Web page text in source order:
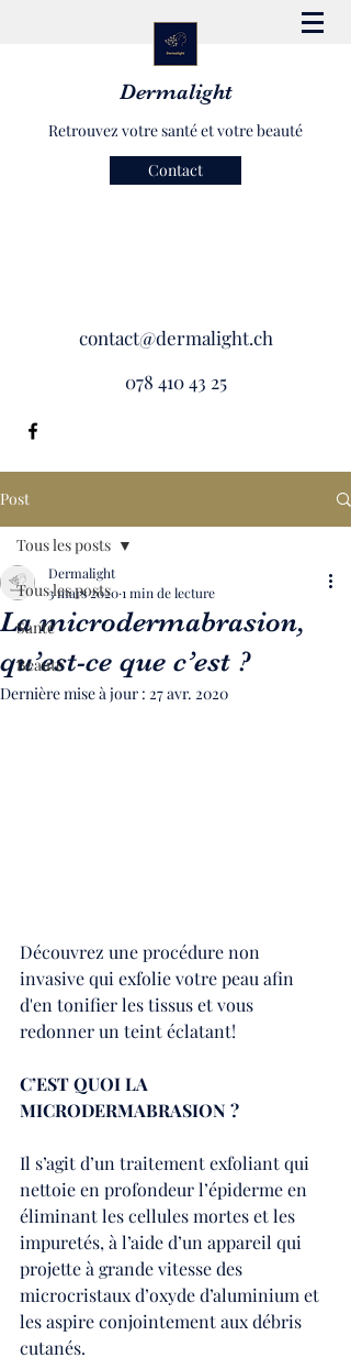
Dermalight
Retrouvez votre santé et votre beauté
Contact
contact@dermalight.ch
078 410 43 25
Post
Tous les posts
Santé
Beauté
Tous les posts
La microdermabrasion,
qu’est-ce que c’est ?
Dermalight
3 mars 20201 min de lecture
Dernière mise à jour : 27 avr. 2020
Découvrez une procédure non
invasive qui exfolie votre peau afin
d'en tonifier les tissus et vous
redonner un teint éclatant!
C’EST QUOI LA
MICRODERMABRASION ?
Il s’agit d’un traitement exfoliant qui
nettoie en profondeur l’épiderme en
éliminant les cellules mortes et les
impuretés, à l’aide d’un appareil qui
projette à grande vitesse des
microcristaux d’oxyde d’aluminium et
les aspire conjointement aux débris
cutanés.